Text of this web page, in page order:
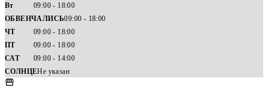
Вт
09:00 - 18:00
ОБВЕНЧАЛИСЬ09:00 - 18:00
ЧТ
09:00 - 18:00
ПТ
09:00 - 18:00
САТ
09:00 - 14:00
СОЛНЦЕНе указан